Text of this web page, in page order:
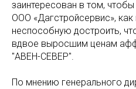
заинтересован в том,
ООО «Дагстройсервис»,
неспособную достроить,
вдвое выросшим ценам
"АВЕН-СЕВЕР".
По мнению генерального